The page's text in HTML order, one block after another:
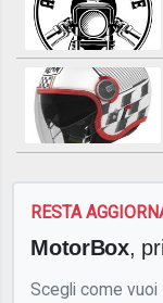
RESTA
MotorBox,
Scegli come vuoi